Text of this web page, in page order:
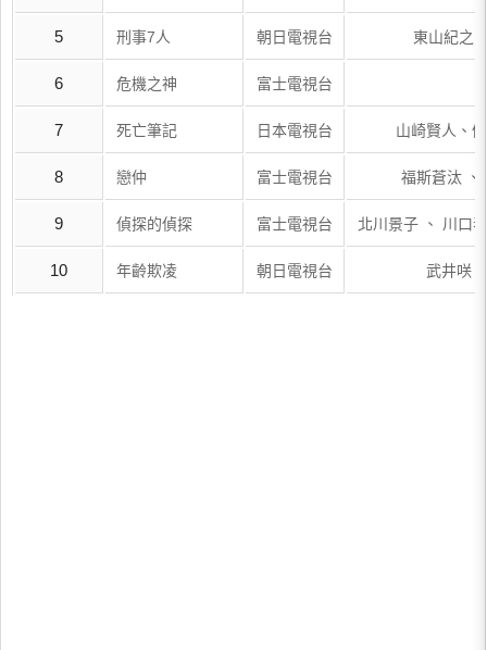
5 刑事7人 朝日電視台 東山紀之
6 危機之神 富士電視台
7 死亡筆記 日本電視台 山崎賢人、
8 戀仲 富士電視台 福斯蒼汰 、
9 偵探的偵探 富士電視台 北川景子 、 川口
10 年齡欺凌 朝日電視台 武井咲